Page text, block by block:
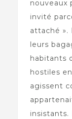
nouveaux
invité
attaché ».
leurs
habitants
hostiles
agissent
insistants.